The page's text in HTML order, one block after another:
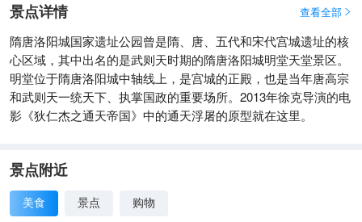
景点详情 查看全部 
隋唐洛阳城国家遗址公园曾是隋、唐、五代和宋代宫城遗址的核
心区域，其中出名的是武则天时期的隋唐洛阳城明堂天堂景区。
明堂位于隋唐洛阳城中轴线上，是宫城的正殿，也是当年唐高宗
和武则天一统天下、执掌国政的重要场所。2013年徐克导演的电
影《狄仁杰之通天帝国》中的通天浮屠的原型就在这里。
景点附近
美食 景点 购物